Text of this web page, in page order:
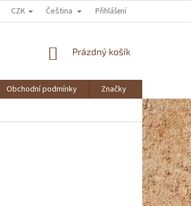
CZK Čeština Přihlášení
NÁKUPNÍ
Prázdný košík
Obchodní podmínky
Značky